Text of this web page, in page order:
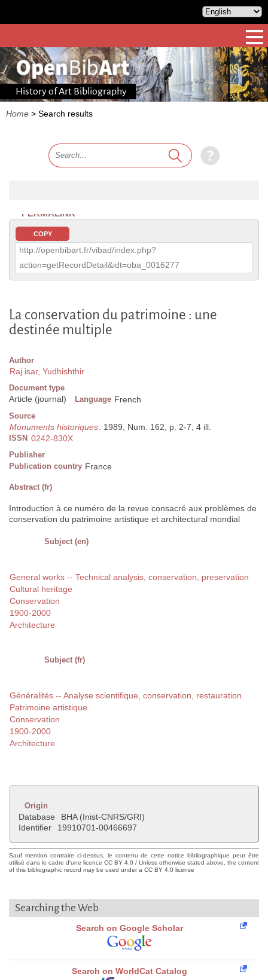
History of Art Bibliography
Home > Search results
PERMALINK
COPY
http://openbibart.fr/vibad/index.php?
action=getRecordDetail&idt=oba_0016277
La conservation du patrimoine : une
destinée multiple
Author
Raj isar, Yudhishthir
Document type
Article (journal) Language French
Source
Monuments historiques. 1989, Num. 162, p. 2-7, 4 ill.
ISSN 0242-830X
Publisher
Publication country France
Abstract (fr)
Introduction à ce numéro de la revue consacré aux problèmes de
conservation du patrimoine artistique et architectural mondial
Subject (en)
General works -- Technical analysis, conservation, preservation
Cultural heritage
Conservation
1900-2000
Architecture
Subject (fr)
Généralités -- Analyse scientifique, conservation, restauration
Patrimoine artistique
Conservation
1900-2000
Architecture
Origin
Database
BHA (Inist-CNRS/GRI)
Identifier
19910701-00466697
Sauf mention contraire ci-dessus, le contenu de cette notice bibliographique peut être
utilisé dans le cadre d'une licence CC BY 4.0 / Unless otherwise stated above, the content
of this bibliographic record may be used under a CC BY 4.0 license
Searching the Web
Search on Google Scholar
Search on WorldCat Catalog